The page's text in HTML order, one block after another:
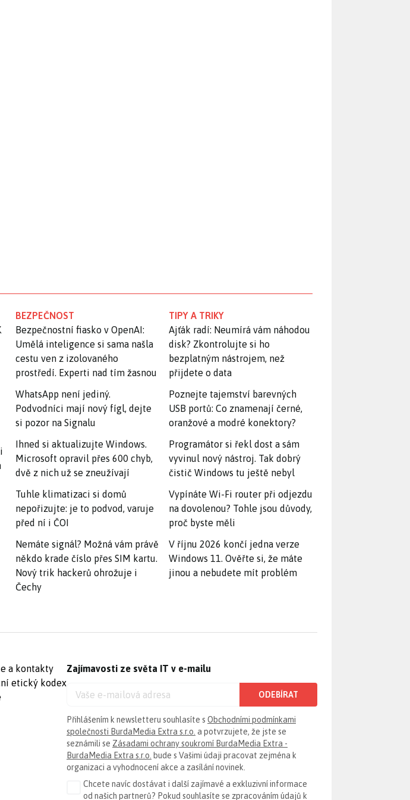
BEZPEČNOST
Bezpečnostní fiasko v OpenAI:
Umělá inteligence si sama našla
cestu ven z izolovaného
prostředí. Experti nad tím žasnou
WhatsApp není jediný.
Podvodníci mají nový fígl, dejte
si pozor na Signalu
Ihned si aktualizujte Windows.
Microsoft opravil přes 600 chyb,
dvě z nich už se zneužívají
Tuhle klimatizaci si domů
nepořizujte: je to podvod, varuje
před ní i ČOI
Nemáte signál? Možná vám právě
někdo krade číslo přes SIM kartu.
Nový trik hackerů ohrožuje i
Čechy
TIPY A TRIKY
Ajťák radí: Neumírá vám náhodou
disk? Zkontrolujte si ho
bezplatným nástrojem, než
přijdete o data
Poznejte tajemství barevných
USB portů: Co znamenají černé,
oranžové a modré konektory?
Programátor si řekl dost a sám
vyvinul nový nástroj. Tak dobrý
čistič Windows tu ještě nebyl
Vypínáte Wi-Fi router při odjezdu
na dovolenou? Tohle jsou důvody,
proč byste měli
V říjnu 2026 končí jedna verze
Windows 11. Ověřte si, že máte
jinou a nebudete mít problém
a kontakty
etický kodex
Zajímavosti ze světa IT v e-mailu
ODEBÍRAT
Přihlášením k newsletteru souhlasíte s Obchodními podmínkami
společnosti BurdaMedia Extra s.r.o. a potvrzujete, že jste se
seznámili se Zásadami ochrany soukromí BurdaMedia Extra -
BurdaMedia Extra s.r.o. bude s Vašimi údaji pracovat zejména k
organizaci a vyhodnocení akce a zasílání novinek.
Chcete navíc dostávat i další zajímavé a exkluzivní informace
od našich partnerů? Pokud souhlasíte se zpracováním údajů k